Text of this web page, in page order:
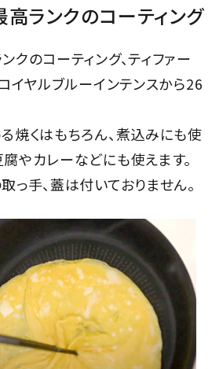
ランクのコーティング
クのコーティング、ティファー
イヤルブルーインテンスから26
焼くはもちろん、煮込みにも使
やカレーなどにも使えます。
っ手、蓋は付いておりません。